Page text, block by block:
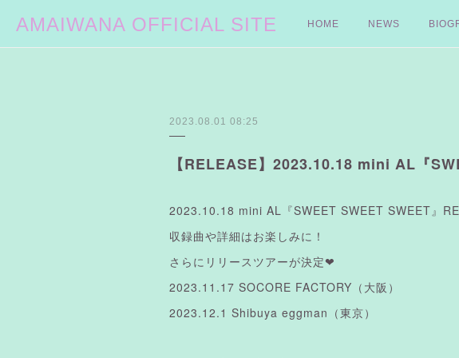
AMAIWANA OFFICIAL SITE HOME NEWS
2023.08.01 08:25
【RELEASE】2023.10.18 mini AL『
2023.10.18 mini AL『SWEET SWEET SWEET』
収録曲や詳細はお楽しみに！
さらにリリースツアーが決定❤︎
2023.11.17 SOCORE FACTORY（大阪）
2023.12.1 Shibuya eggman（東京）